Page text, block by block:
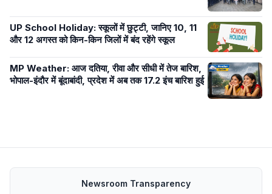
UP School Holiday: स्कूलों में छुट्टी, जानिए 10, 11
और 12 अगस्त को किन-किन जिलों में बंद रहेंगे स्कूल
MP Weather: आज दतिया, रीवा और सीधी में तेज बारिश,
भोपाल-इंदौर में बूंदाबांदी, प्रदेश में अब तक 17.2 इंच बारिश हुई
Newsroom Transparency